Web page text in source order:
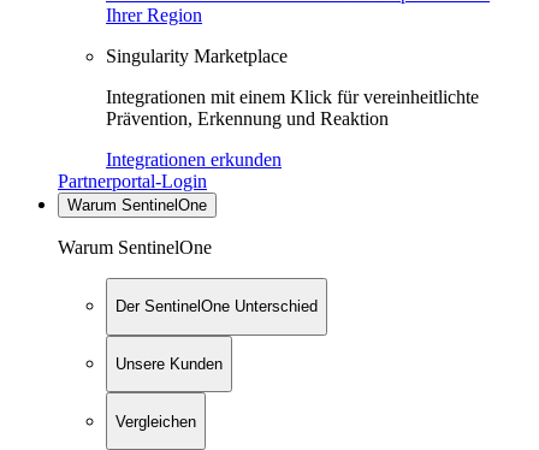
Ihrer Region
Singularity Marketplace
Integrationen mit einem Klick für vereinheitlichte
Prävention, Erkennung und Reaktion
Integrationen erkunden
Partnerportal-Login
Warum SentinelOne
Warum SentinelOne
Der SentinelOne Unterschied
Unsere Kunden
Vergleichen